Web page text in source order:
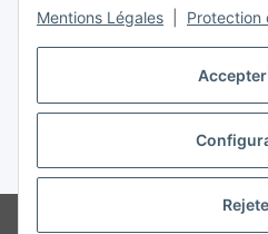
Mentions Légales Protection
Contrat de
* Tous les prix incluent la TVA
Value Added Tax Act (UStG), horsfrais